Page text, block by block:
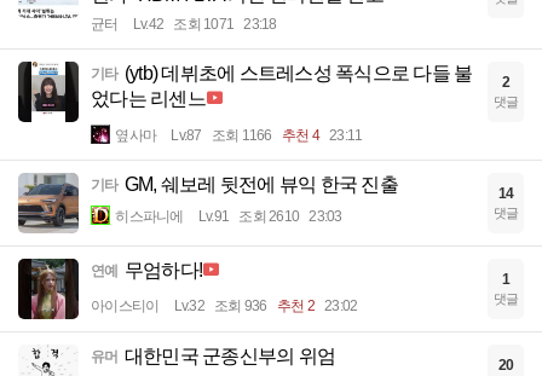
균터 Lv.42 조회 1071 23:18
기타 (ytb) 데뷔초에 스트레스성 폭식으로 다들 불
었다는 리센느
옆사마 Lv.87 조회 1166 추천 4 23:11
2
댓글
기타 GM, 쉐보레 뒷전에 뷰익 한국 진출
히스파니에 Lv.91 조회 2610 23:03
14
댓글
연예 무엄하다!
아이스티이 Lv.32 조회 936 추천 2 23:02
1
댓글
유머 대한민국 군종신부의 위엄 20